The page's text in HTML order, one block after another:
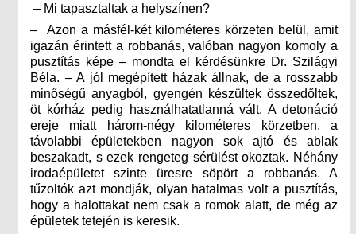
– Mi tapasztaltak a helyszínen?
– Azon a másfél-két kilométeres körzeten belül, amit
igazán érintett a robbanás, valóban nagyon komoly a
pusztítás képe – mondta el kérdésünkre Dr. Szilágyi
Béla. – A jól megépített házak állnak, de a rosszabb
minőségű anyagból, gyengén készültek összedőltek,
öt kórház pedig használhatatlanná vált. A detonáció
ereje miatt három-négy kilométeres körzetben, a
távolabbi épületekben nagyon sok ajtó és ablak
beszakadt, s ezek rengeteg sérülést okoztak. Néhány
irodaépületet szinte üresre söpört a robbanás. A
tűzoltók azt mondják, olyan hatalmas volt a pusztítás,
hogy a halottakat nem csak a romok alatt, de még az
épületek tetején is keresik.